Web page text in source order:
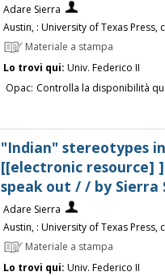
Adare Sierra
Austin, : University of Texas Press,
Materiale a stampa
Lo trovi qui: Univ. Federico II
Opac: Controlla la disponibilità
"Indian" stereotypes
[[electronic resource]
speak out / / by Sierra
Adare Sierra
Austin, : University of Texas Press,
Materiale a stampa
Lo trovi qui: Univ. Federico II